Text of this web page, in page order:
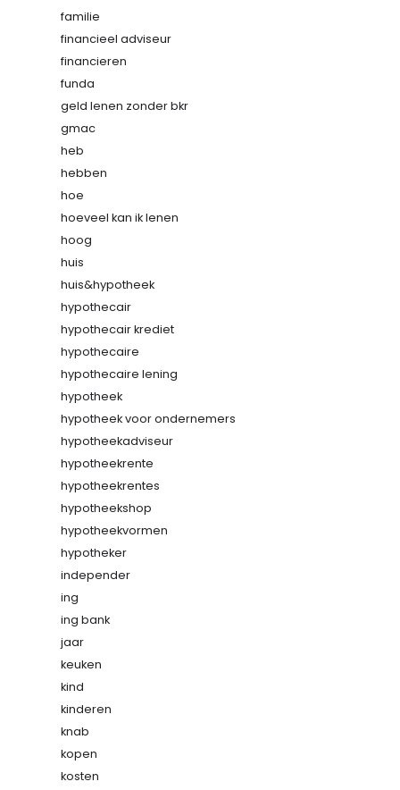
familie
financieel adviseur
financieren
funda
geld lenen zonder bkr
gmac
heb
hebben
hoe
hoeveel kan ik lenen
hoog
huis
huis&hypotheek
hypothecair
hypothecair krediet
hypothecaire
hypothecaire lening
hypotheek
hypotheek voor ondernemers
hypotheekadviseur
hypotheekrente
hypotheekrentes
hypotheekshop
hypotheekvormen
hypotheker
independer
ing
ing bank
jaar
keuken
kind
kinderen
knab
kopen
kosten